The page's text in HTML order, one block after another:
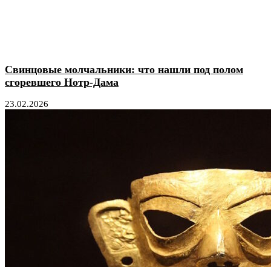
Свинцовые молчальники: что нашли под полом
сгоревшего Нотр-Дама
23.02.2026